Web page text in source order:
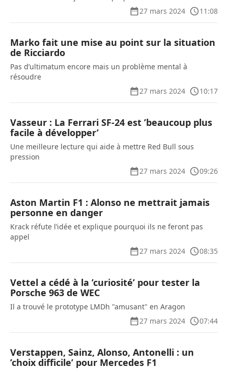
27 mars 2024
11:08
Marko fait une mise au point sur la situation
de Ricciardo
Pas d’ultimatum encore mais un problème mental à
résoudre
27 mars 2024
10:17
Vasseur : La Ferrari SF-24 est ’beaucoup plus
facile à développer’
Une meilleure lecture qui aide à mettre Red Bull sous
pression
27 mars 2024
09:26
Aston Martin F1 : Alonso ne mettrait jamais
personne en danger
Krack réfute l’idée et explique pourquoi ils ne feront pas
appel
27 mars 2024
08:35
Vettel a cédé à la ’curiosité’ pour tester la
Porsche 963 de WEC
Il a trouvé le prototype LMDh "amusant" en Aragon
27 mars 2024
07:44
Verstappen, Sainz, Alonso, Antonelli : un
’choix difficile’ pour Mercedes F1